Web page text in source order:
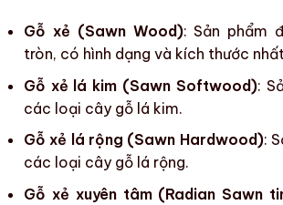
Gỗ xẻ (Sawn Wood): Sản phẩm
tròn, có hình dạng và kích thước
Gỗ xẻ lá kim (Sawn Softwood):
các loại cây gỗ lá kim.
Gỗ xẻ lá rộng (Sawn Hardwood):
các loại cây gỗ lá rộng.
Gỗ xẻ xuyên tâm (Radian Sawn